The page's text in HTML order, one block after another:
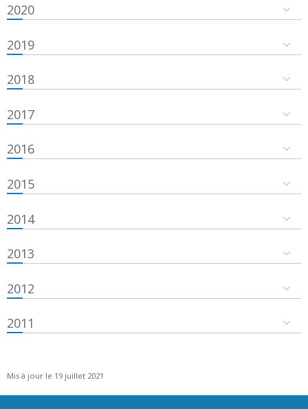
2020
2019
2018
2017
2016
2015
2014
2013
2012
2011
Mis à jour le 19 juillet 2021